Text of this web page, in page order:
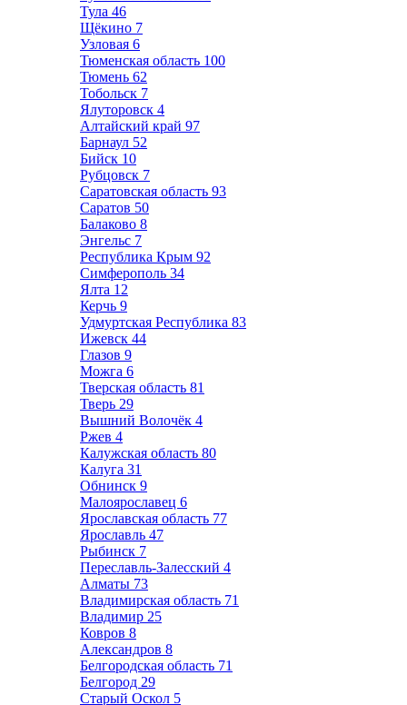
Тула 46
Щёкино 7
Узловая 6
Тюменская область 100
Тюмень 62
Тобольск 7
Ялуторовск 4
Алтайский край 97
Барнаул 52
Бийск 10
Рубцовск 7
Саратовская область 93
Саратов 50
Балаково 8
Энгельс 7
Республика Крым 92
Симферополь 34
Ялта 12
Керчь 9
Удмуртская Республика 83
Ижевск 44
Глазов 9
Можга 6
Тверская область 81
Тверь 29
Вышний Волочёк 4
Ржев 4
Калужская область 80
Калуга 31
Обнинск 9
Малоярославец 6
Ярославская область 77
Ярославль 47
Рыбинск 7
Переславль-Залесский 4
Алматы 73
Владимирская область 71
Владимир 25
Ковров 8
Александров 8
Белгородская область 71
Белгород 29
Старый Оскол 5